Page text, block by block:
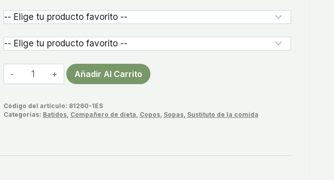
Dieta
Para
de
Peso
cantidad
Añadir Al Carrito
Código del artículo: 81260-1ES
Categorías: Batidos, Compañero de dieta Copos, Sopas, Sustituto de la comida